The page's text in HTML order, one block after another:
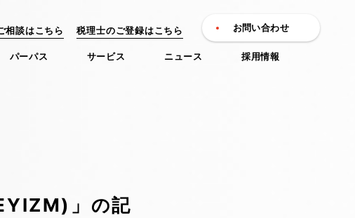
パーパス サービス ニュース 採用情報
相談はこちら 税理士のご登録はこちら お問い合わせ
」の記